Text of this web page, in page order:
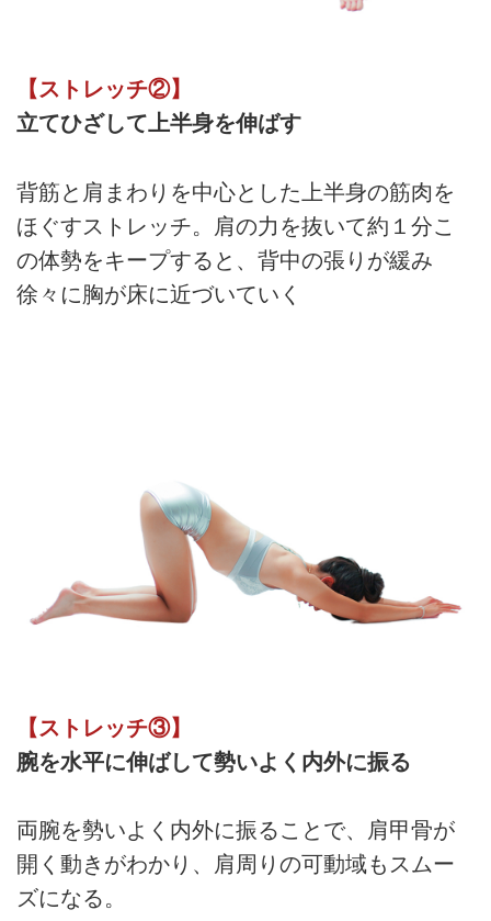
【ストレッチ②】
立てひざして上半身を伸ばす
背筋と肩まわりを中心とした上半身の筋肉を
ほぐすストレッチ。肩の力を抜いて約１分こ
の体勢をキープすると、背中の張りが緩み
徐々に胸が床に近づいていく
【ストレッチ③】
腕を水平に伸ばして勢いよく内外に振る
両腕を勢いよく内外に振ることで、肩甲骨が
開く動きがわかり、肩周りの可動域もスムー
ズになる。